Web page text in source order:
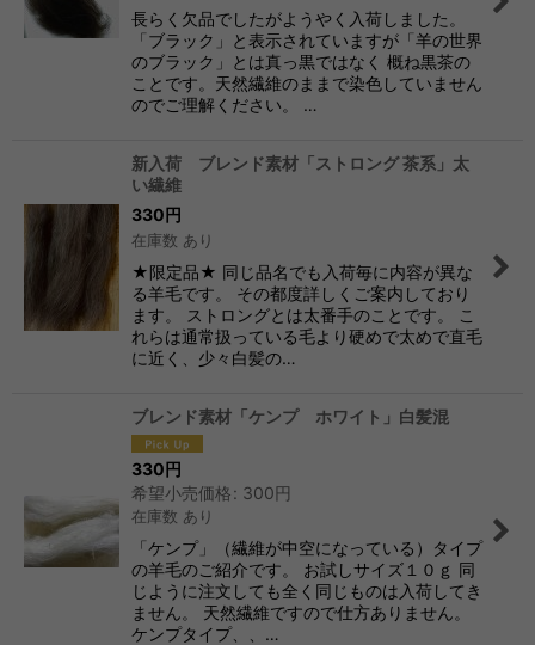
長らく欠品でしたがようやく入荷しました。
「ブラック」と表示されていますが「羊の世界
のブラック」とは真っ黒ではなく 概ね黒茶の
ことです。天然繊維のままで染色していません
のでご理解ください。 …
新入荷 ブレンド素材「ストロング 茶系」太
い繊維
330円
在庫数 あり
★限定品★ 同じ品名でも入荷毎に内容が異な
る羊毛です。 その都度詳しくご案内しており
ます。 ストロングとは太番手のことです。 こ
れらは通常扱っている毛より硬めで太めで直毛
に近く、少々白髪の…
ブレンド素材「ケンプ ホワイト」白髪混
330円
希望小売価格: 300円
在庫数 あり
「ケンプ」（繊維が中空になっている）タイプ
の羊毛のご紹介です。 お試しサイズ１０ｇ 同
じように注文しても全く同じものは入荷してき
ません。 天然繊維ですので仕方ありません。
ケンプタイプ、、…